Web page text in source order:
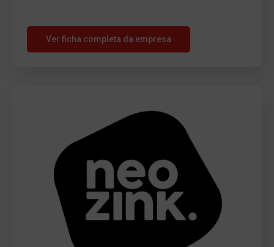
Ver ficha completa da empresa